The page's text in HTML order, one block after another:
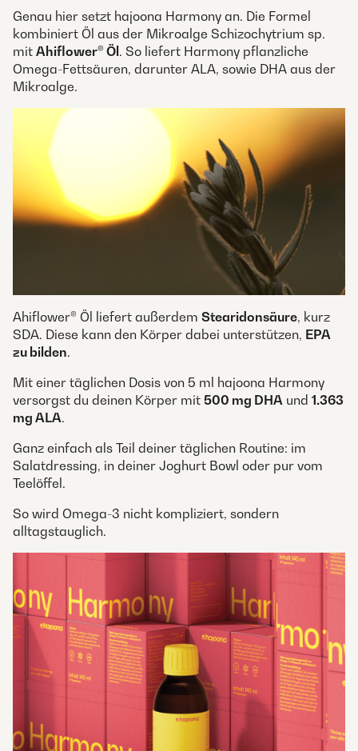
Genau hier setzt hajoona Harmony an. Die Formel
kombiniert Öl aus der Mikroalge Schizochytrium sp.
mit Ahiflower® Öl. So liefert Harmony pflanzliche
Omega-Fettsäuren, darunter ALA, sowie DHA aus der
Mikroalge.
Ahiflower® Öl liefert außerdem Stearidonsäure, kurz
SDA. Diese kann den Körper dabei unterstützen, EPA
zu bilden.
Mit einer täglichen Dosis von 5 ml hajoona Harmony
versorgst du deinen Körper mit 500 mg DHA und 1.363
mg ALA.
Ganz einfach als Teil deiner täglichen Routine: im
Salatdressing, in deiner Joghurt Bowl oder pur vom
Teelöffel.
So wird Omega-3 nicht kompliziert, sondern
alltagstauglich.